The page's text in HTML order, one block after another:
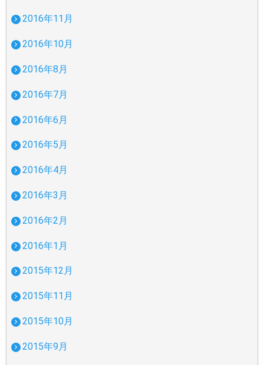
2016年11月
2016年10月
2016年8月
2016年7月
2016年6月
2016年5月
2016年4月
2016年3月
2016年2月
2016年1月
2015年12月
2015年11月
2015年10月
2015年9月